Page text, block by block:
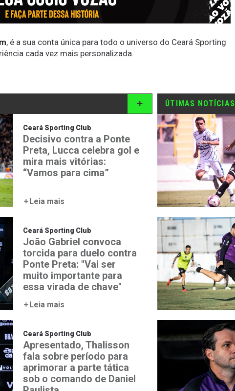
, é a sua conta única para todo o universo do Ceará Sporting
cada vez mais personalizada.
Ceará Sporting Club
Decisivo contra a Ponte
Preta, Lucca celebra gol e
mira mais vitórias:
“Vamos para cima”
Leia mais
Ceará Sporting Club
João Gabriel convoca
torcida para duelo contra
Ponte Preta: "Vai ser
muito importante para
essa virada de chave"
Leia mais
Ceará Sporting Club
Apresentado, Thalisson
fala sobre período para
aprimorar a parte tática
sob o comando de Daniel
ÚTIMAS NOTÍCIAS